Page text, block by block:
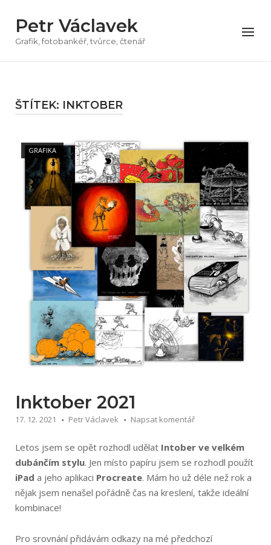
obsah
Petr Václavek
Grafik, fotobankéř, tvůrce, čtenář
Menu
ŠTÍTEK: INKTOBER
GRAFIKA
Inktober 2021
17. 12. 2021 Petr Václavek Napsat komentář
Letos jsem se opět rozhodl udělat Intober ve velkém
dubánčím stylu. Jen místo papíru jsem se rozhodl použít
iPad a jeho aplikaci Procreate. Mám ho už déle než rok a
nějak jsem nenašel pořádně čas na kreslení, takže ideální
kombinace!
Pro srovnání přidávám odkazy na mé předchozí